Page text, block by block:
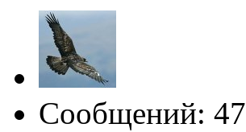
Сообщений: 47